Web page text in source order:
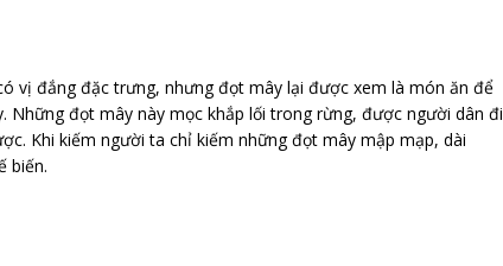
vị đắng đặc trưng, nhưng đọt mây lại được xem là món ăn để
Những đọt mây này mọc khắp lối trong rừng, được người dân đi
Khi kiếm người ta chỉ kiếm những đọt mây mập mạp, dài
biến.